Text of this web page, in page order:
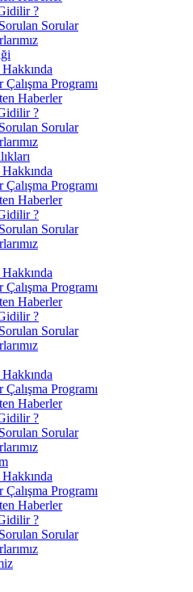
?
Sorular
Programı
Haberler
?
Sorular
Programı
Haberler
?
Sorular
Programı
Haberler
?
Sorular
Programı
Haberler
?
Sorular
Programı
Haberler
?
Sorular